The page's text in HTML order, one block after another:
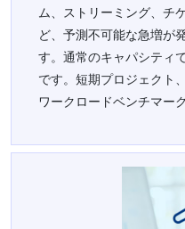
ム、ストリーミング、チ
ど、予測不可能な急増が
す。通常のキャパシティ
です。短期プロジェクト
ワークロードベンチマー